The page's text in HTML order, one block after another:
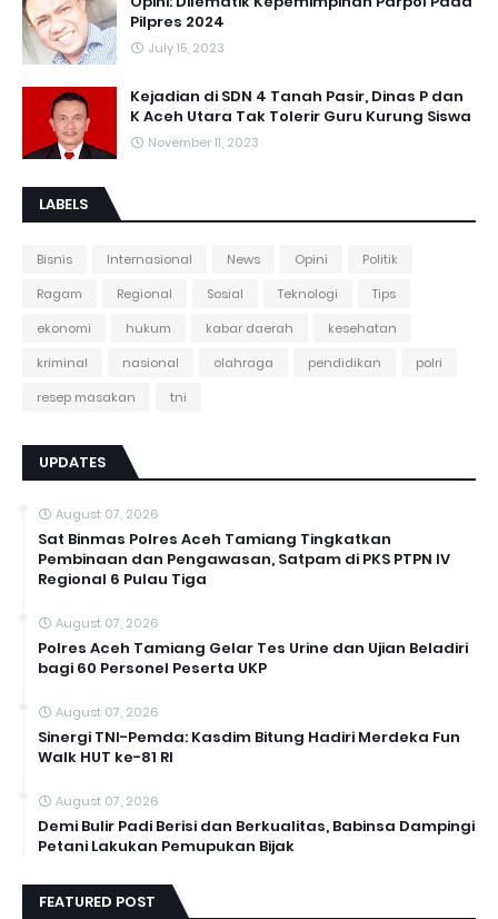
Pilpres 2024
July 15, 2023
Kejadian di SDN 4 Tanah Pasir, Dinas P dan
K Aceh Utara Tak Tolerir Guru Kurung Siswa
November 11, 2023
LABELS
Bisnis Internasional News Opini
Politik
Ragam
Regional Sosial Teknologi
Tips
ekonomi
hukum kabar daerah
kesehatan
kriminal
nasional olahraga pendidikan
polri
resep masakan
tni
UPDATES
August 07, 2026
Sat Binmas Polres Aceh Tamiang Tingkatkan
Pembinaan dan Pengawasan, Satpam di PKS PTPN IV
Regional 6 Pulau Tiga
August 07, 2026
Polres Aceh Tamiang Gelar Tes Urine dan Ujian Beladiri
bagi 60 Personel Peserta UKP
August 07, 2026
Sinergi TNI-Pemda: Kasdim Bitung Hadiri Merdeka Fun
Walk HUT ke-81 RI
August 07, 2026
Demi Bulir Padi Berisi dan Berkualitas, Babinsa Dampingi
Petani Lakukan Pemupukan Bijak
FEATURED POST